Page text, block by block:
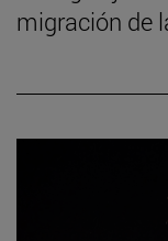
migración de